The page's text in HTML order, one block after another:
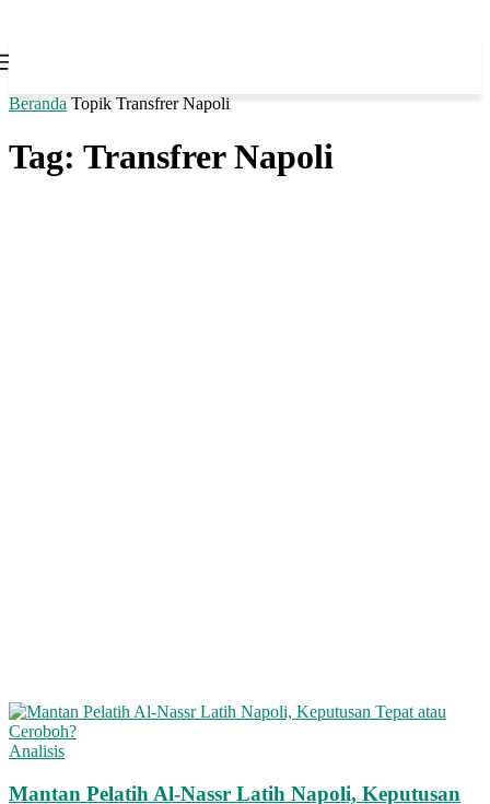
Beranda Topik Transfrer Napoli
Tag: Transfrer Napoli
Analisis
Mantan Pelatih Al-Nassr Latih Napoli, Keputusan